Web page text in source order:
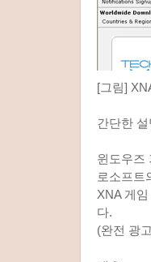
[그림]
간단한 설
윈도우즈
로소프트
XNA 게
다.
(완전 광